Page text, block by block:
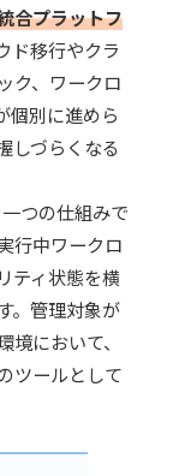
合プラットフ
ド移行やクラ
ク、ワークロ
個別に進めら
しづらくなる
つの仕組みで
行中ワークロ
ティ状態を横
。管理対象が
において、
ツールとして